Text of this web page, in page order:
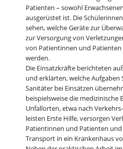
Patienten – sowohl
ausgerüstet ist. Die
sehen, welche Geräte zur
zur Versorgung von
von Patientinnen und
werden.
Die Einsatzkräfte berichteten
und erklärten, welche
Sanitäter bei Einsätzen
beispielsweise die medizinische
Unfallorten, etwa nach
leisten Erste Hilfe, versorgen
Patientinnen und Patienten
Transport in ein Krankenhaus